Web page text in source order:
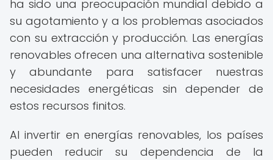
ha sido una preocupación mundial debido a
su agotamiento y a los problemas asociados
con su extracción y producción. Las energías
renovables ofrecen una alternativa sostenible
y abundante para satisfacer nuestras
necesidades energéticas sin depender de
estos recursos finitos.
Al invertir en energías renovables, los países
pueden reducir su dependencia de la